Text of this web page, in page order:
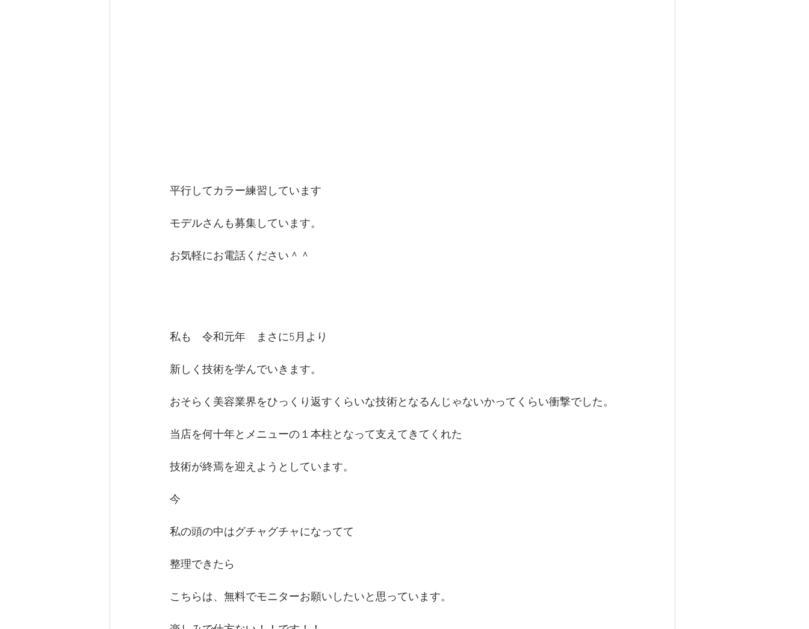
平行してカラー練習しています
モデルさんも募集しています。
お気軽にお電話ください＾＾
私も　令和元年　まさに5月より
新しく技術を学んでいきます。
おそらく美容業界をひっくり返すくらいな技術となるんじゃないかってくらい衝撃でした。
当店を何十年とメニューの１本柱となって支えてきてくれた
技術が終焉を迎えようとしています。
今
私の頭の中はグチャグチャになってて
整理できたら
こちらは、無料でモニターお願いしたいと思っています。